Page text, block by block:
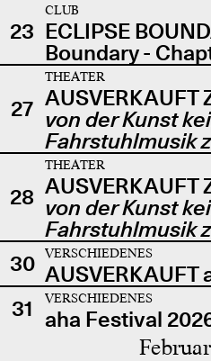
23
CLUB
ECLIPSE
Boundary -
27
THEATER
AUSVERKAUFT
von der Kunst
Fahrstuhlmusik
28
THEATER
AUSVERKAUFT
von der Kunst
Fahrstuhlmusik
30
VERSCHIEDENES
AUSVERKAUFT
31
VERSCHIEDENES
aha Festival